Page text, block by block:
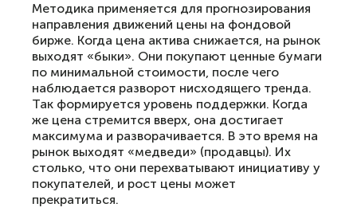
Методика применяется для прогнозирования
направления движений цены на фондовой
бирже. Когда цена актива снижается, на рынок
выходят «быки». Они покупают ценные бумаги
по минимальной стоимости, после чего
наблюдается разворот нисходящего тренда.
Так формируется уровень поддержки. Когда
же цена стремится вверх, она достигает
максимума и разворачивается. В это время на
рынок выходят «медведи» (продавцы). Их
столько, что они перехватывают инициативу у
покупателей, и рост цены может
прекратиться.